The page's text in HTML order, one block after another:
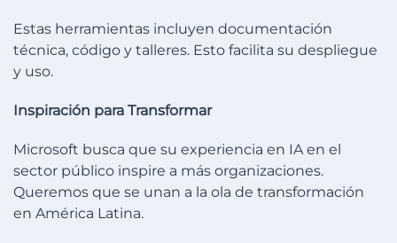
Estas herramientas incluyen documentación
técnica, código y talleres. Esto facilita su despliegue
y uso.
Inspiración para Transformar
Microsoft busca que su experiencia en IA en el
sector público inspire a más organizaciones.
Queremos que se unan a la ola de transformación
en América Latina.